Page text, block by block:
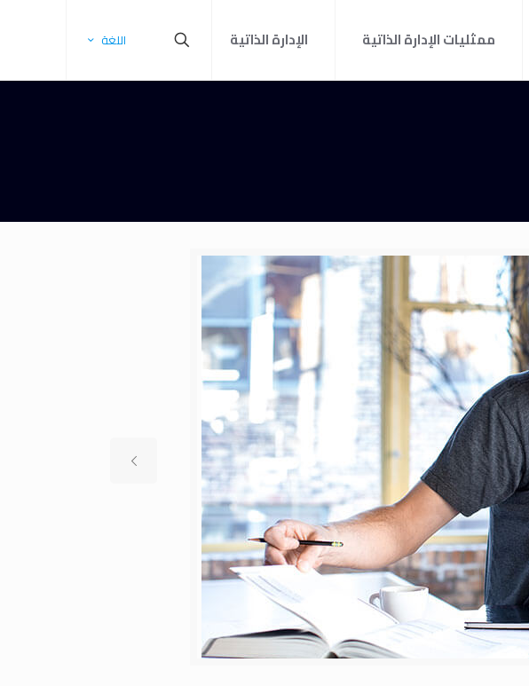
ممثليات الإدارة الذاتية الإدارة الذاتية اللغة